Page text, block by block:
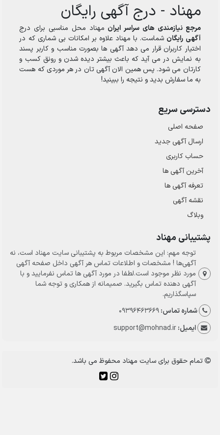
مهناد - درج آگهی رایگان
مرجع نیازمندی های سراسر ایران مهناد محل مناسبی برای درج
آگهی رایگان شماست. با مهناد علاوه بر امکانات بی شماری که در
اختیار کاربران قرار می دهد آگهی ها بصورت مناسب و کاربر پسند
به نمایش در می آید که باعث بیشتر دیده شدن و رونق کسب و
کارتان می شود. پس همین الان آگهی تان در هر موردی که هست
به ما سفارش بدید و نتیجه را ببینید!
دسترسی سریع
صفحه اصلی
ارسال‌ آگهی جدید
حساب کاربری
آخرین آگهی ها
تعرفه آگهی ها
نقشه آگهی
وبلاگ
پشتیبانی مهناد
توجه مهم: این مشخصات مربوط به پشتیبانی سایت مهناد است، نه
آگهی‌ها ! مشخصات و اطلاعات تماس هر آگهی داخل صفحه آگهی
مورد نظر موجود است.لطفا در مورد آگهی ها تماس نفرمایید و با
آگهی دهنده تماس بگیرید. صمیمانه از همکاری و توجه شما
سپاسگذاریم.
شماره تماس:09396463669
ایمیل:support@mohnad.ir
تمام حقوق برای سایت مهناد محفوظ می باشد.